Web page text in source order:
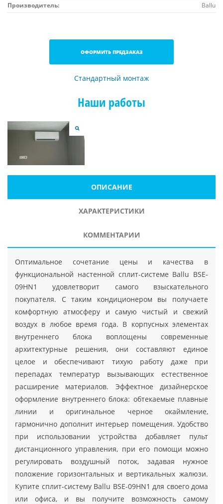
Производитель:
Ballu
ОФОРМИТЬ ПРЕДЗАКАЗ
Стандартный монтаж
Наши работы
ОПИСАНИЕ
ХАРАКТЕРИСТИКИ
КОММЕНТАРИИ
Оптимальное сочетание цены и качества в
функциональной настенной сплит-системе Ballu BSE-
09HN1 удовлетворит самого взыскательного
покупателя. С таким кондиционером вы получаете
комфортную атмосферу и самую чистый и свежий
воздух в любое время года. В корпусных элементах
внутреннего блока воплощены современные
архитектурные решения, они составляют единое
целое и обеспечивают тихую работу даже при
перепадах температур вызывающих естественное
расширение материалов. Эффектное дизайнерское
оформление внутреннего блока: обтекаемые плавные
линии и оригинальное черное окаймление,
гармонично дополнит интерьер помещения. Удобство
при использовании устройства добавляет пульт
дистанционного управления, при его помощи можно
регулировать воздушный поток, задавая нужное
положение горизонтальных и вертикальных жалюзи.
Купите сплит-систему Ballu BSE-09HN1 для своего дома
или офиса, и вы получите возможность самому